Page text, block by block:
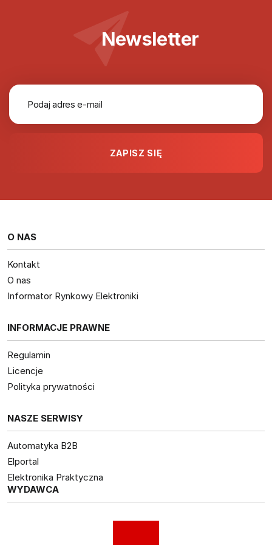
Newsletter
O NAS
Kontakt
O nas
Informator Rynkowy Elektroniki
INFORMACJE PRAWNE
Regulamin
Licencje
Polityka prywatności
NASZE SERWISY
Automatyka B2B
Elportal
Elektronika Praktyczna
WYDAWCA